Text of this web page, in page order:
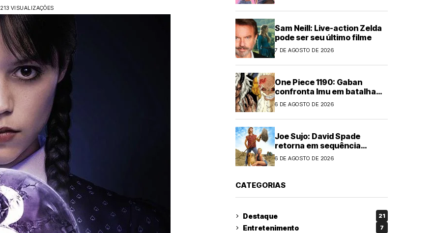
213 VISUALIZAÇÕES
Sam Neill: Live-action Zelda
pode ser seu último filme
7 DE AGOSTO DE 2026
One Piece 1190: Gaban
confronta Imu em batalha
épica
6 DE AGOSTO DE 2026
Joe Sujo: David Spade
retorna em sequência
animada
6 DE AGOSTO DE 2026
CATEGORIAS
Destaque 21
Entretenimento 7